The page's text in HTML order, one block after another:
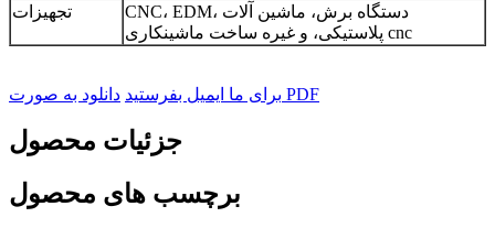
تجهیزات
CNC، EDM، دستگاه برش، ماشین آلات
پلاستیکی، و غیره ساخت ماشینکاری cnc
برای ما ایمیل بفرستید دانلود به صورت PDF
جزئیات محصول
برچسب های محصول